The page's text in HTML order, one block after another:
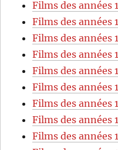
Films des années
Films des années
Films des années
Films des années
Films des années
Films des années
Films des années
Films des années
Films des années